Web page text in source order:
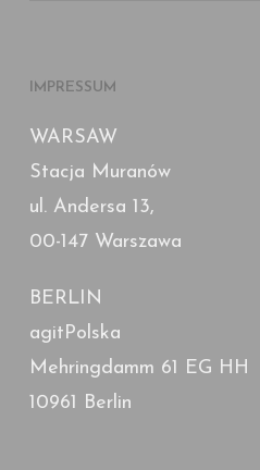
IMPRESSUM
WARSAW
Stacja Muranów
ul. Andersa 13,
00-147 Warszawa
BERLIN
agitPolska
Mehringdamm 61 EG HH
10961 Berlin